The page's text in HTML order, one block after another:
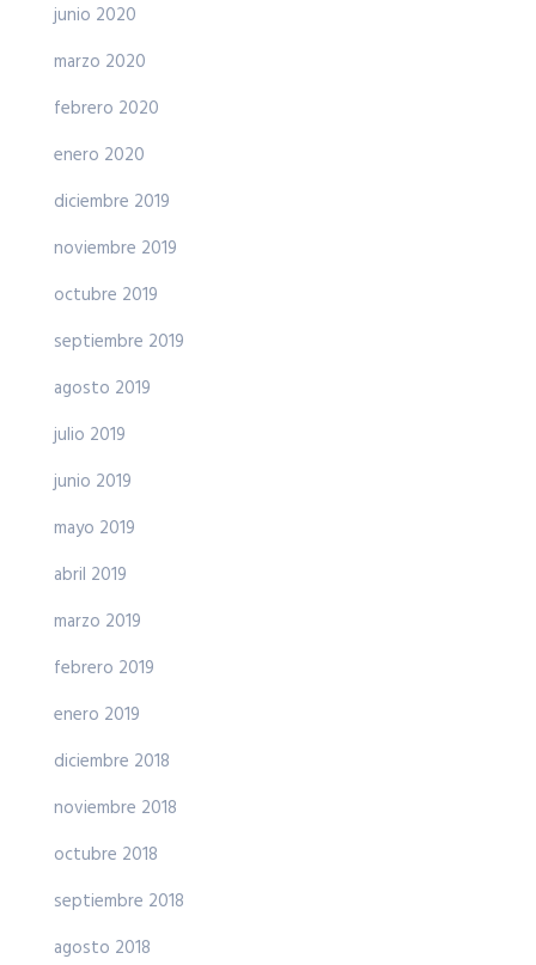
junio 2020
marzo 2020
febrero 2020
enero 2020
diciembre 2019
noviembre 2019
octubre 2019
septiembre 2019
agosto 2019
julio 2019
junio 2019
mayo 2019
abril 2019
marzo 2019
febrero 2019
enero 2019
diciembre 2018
noviembre 2018
octubre 2018
septiembre 2018
agosto 2018